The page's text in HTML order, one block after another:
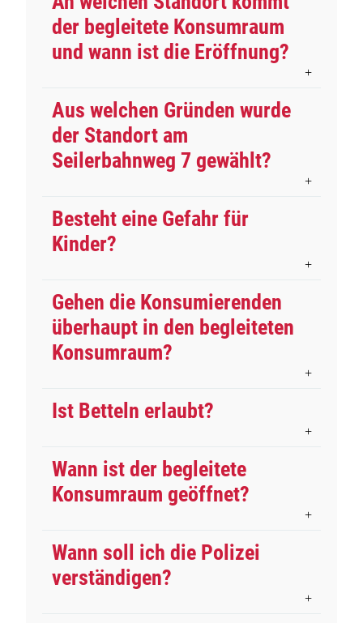
der begleitete Konsumraum
und wann ist die Eröffnung?
Aus welchen Gründen wurde
der Standort am
Seilerbahnweg 7 gewählt?
Besteht eine Gefahr für
Kinder?
Gehen die Konsumierenden
überhaupt in den begleiteten
Konsumraum?
Ist Betteln erlaubt?
Wann ist der begleitete
Konsumraum geöffnet?
Wann soll ich die Polizei
verständigen?